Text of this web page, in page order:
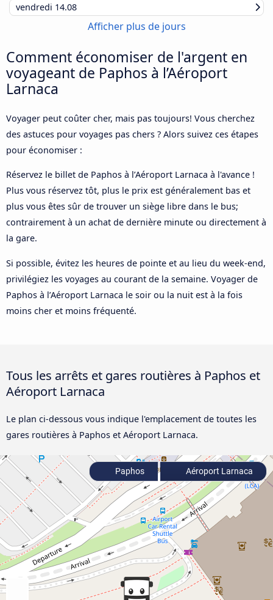
vendredi 14.08
Afficher plus de jours
Comment économiser de l'argent en
voyageant de Paphos à l’Aéroport
Larnaca
Voyager peut coûter cher, mais pas toujours! Vous cherchez
des astuces pour voyages pas chers ? Alors suivez ces étapes
pour économiser :
Réservez le billet de Paphos à l’Aéroport Larnaca à l'avance !
Plus vous réservez tôt, plus le prix est généralement bas et
plus vous êtes sûr de trouver un siège libre dans le bus;
contrairement à un achat de dernière minute ou directement à
la gare.
Si possible, évitez les heures de pointe et au lieu du week-end,
privilégiez les voyages au courant de la semaine. Voyager de
Paphos à l’Aéroport Larnaca le soir ou la nuit est à la fois
moins cher et moins fréquenté.
Tous les arrêts et gares routières à Paphos et
Aéroport Larnaca
Le plan ci-dessous vous indique l'emplacement de toutes les
gares routières à Paphos et Aéroport Larnaca.
Paphos Aéroport Larnaca